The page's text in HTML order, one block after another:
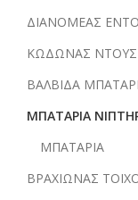
ΔΙΑΝΟΜΕΑΣ
ΚΩΔΩΝΑΣ ΝΤΟΥΣ
ΒΑΛΒΙΔΑ
ΜΠΑΤΑΡΙΑ
ΜΠΑΤΑΡΙΑ
ΒΡΑΧΙΩΝΑΣ